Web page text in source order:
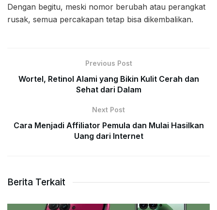
Dengan begitu, meski nomor berubah atau perangkat
rusak, semua percakapan tetap bisa dikembalikan.
Previous Post
Wortel, Retinol Alami yang Bikin Kulit Cerah dan
Sehat dari Dalam
Next Post
Cara Menjadi Affiliator Pemula dan Mulai Hasilkan
Uang dari Internet
Berita Terkait